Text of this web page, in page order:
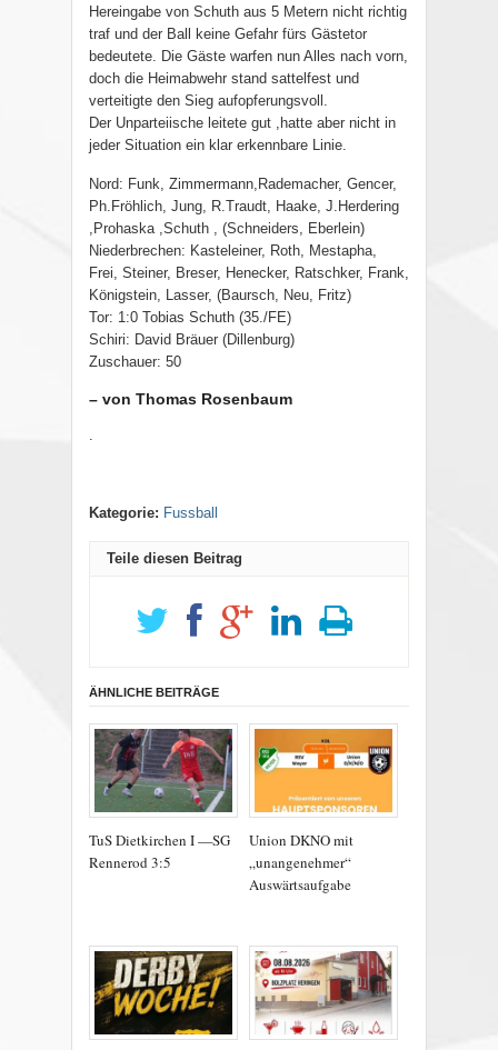
Hereingabe von Schuth aus 5 Metern nicht richtig
traf und der Ball keine Gefahr fürs Gästetor
bedeutete. Die Gäste warfen nun Alles nach vorn,
doch die Heimabwehr stand sattelfest und
verteitigte den Sieg aufopferungsvoll.
Der Unparteiische leitete gut ,hatte aber nicht in
jeder Situation ein klar erkennbare Linie.
Nord: Funk, Zimmermann,Rademacher, Gencer,
Ph.Fröhlich, Jung, R.Traudt, Haake, J.Herdering
,Prohaska ,Schuth , (Schneiders, Eberlein)
Niederbrechen: Kasteleiner, Roth, Mestapha,
Frei, Steiner, Breser, Henecker, Ratschker, Frank,
Königstein, Lasser, (Baursch, Neu, Fritz)
Tor: 1:0 Tobias Schuth (35./FE)
Schiri: David Bräuer (Dillenburg)
Zuschauer: 50
– von Thomas Rosenbaum
.
Kategorie: Fussball
Teile diesen Beitrag
ÄHNLICHE BEITRÄGE
TuS Dietkirchen I —SG
Rennerod 3:5
Union DKNO mit
„unangenehmer“
Auswärtsaufgabe